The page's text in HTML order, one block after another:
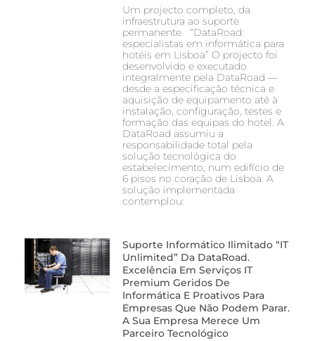
Um projecto completo, da
infraestrutura ao suporte
permanente “DataRoad:
especialistas em informática para
hotéis em Lisboa” O projecto foi
desenvolvido e executado
integralmente pela DataRoad —
desde a especificação técnica e
aquisição de equipamento até à
instalação, configuração, testes e
formação das equipas do hotel. A
DataRoad assumiu a
responsabilidade total pela
solução tecnológica do
estabelecimento, num edifício de
6 pisos no coração de Lisboa. A
solução implementada
contemplou:
Suporte Informático Ilimitado “IT
Unlimited” Da DataRoad.
Excelência Em Serviços IT
Premium Geridos De
Informática E Proativos Para
Empresas Que Não Podem Parar.
A Sua Empresa Merece Um
Parceiro Tecnológico